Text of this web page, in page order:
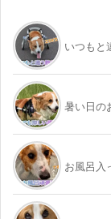
いつもと
暑い日の
お風呂入